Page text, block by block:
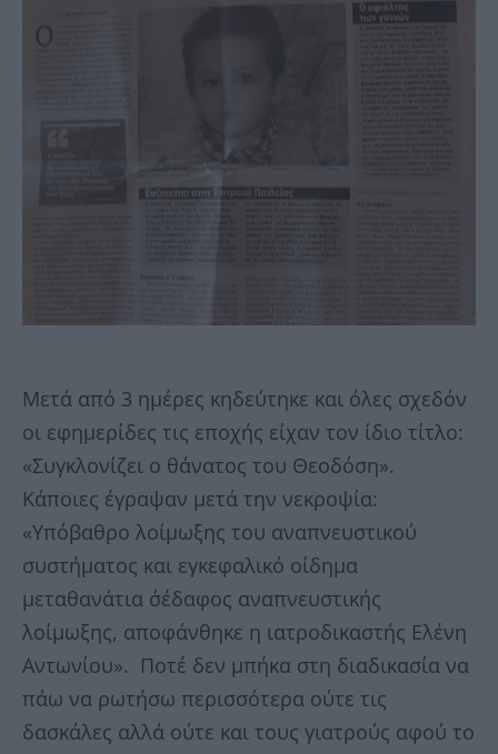
Μετά από 3 ημέρες κηδεύτηκε και όλες σχεδόν
οι εφημερίδες τις εποχής είχαν τον ίδιο τίτλο:
«Συγκλονίζει ο θάνατος του Θεοδόση».
Κάποιες έγραψαν μετά την νεκροψία:
«Υπόβαθρο λοίμωξης του αναπνευστικού
συστήματος και εγκεφαλικό οίδημα
μεταθανάτια σ΄έδαφος αναπνευστικής
λοίμωξης, αποφάνθηκε η ιατροδικαστής Ελένη
Αντωνίου». Ποτέ δεν μπήκα στη διαδικασία να
πάω να ρωτήσω περισσότερα ούτε τις
δασκάλες αλλά ούτε και τους γιατρούς αφού το